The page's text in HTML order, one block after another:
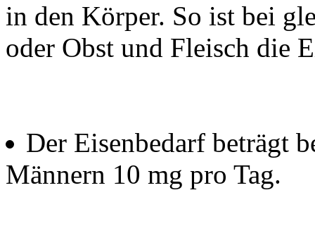
in den Körper. So ist bei
oder Obst und Fleisch die
Der Eisenbedarf beträgt
Männern 10 mg pro Tag.